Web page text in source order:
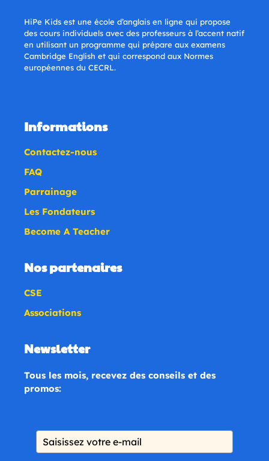
HiPe Kids est une école d’anglais en ligne qui propose
des cours individuels avec des professeurs à l’accent natif
en utilisant un programme qui prépare aux examens
Cambridge English et qui correspond aux Normes
européennes du CECRL.
Informations
Contactez-nous
FAQ
Parrainage
Les Fondateurs
Become A Teacher
Nos partenaires
CSE
Associations
Newsletter
Tous les mois, recevez des conseils et des
promos: